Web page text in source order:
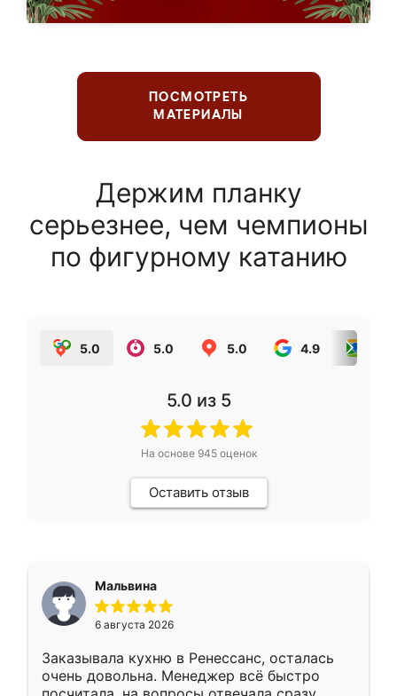
ПОСМОТРЕТЬ
МАТЕРИАЛЫ
Держим планку
серьезнее, чем чемпионы
по фигурному катанию
5.0 5.0 5.0 4.9
5.0 из 5
На основе 945оценок
Оставить отзыв
Мальвина
6 августа 2026
Заказывала кухню в Ренессанс, осталась
очень довольна. Менеджер всё быстро